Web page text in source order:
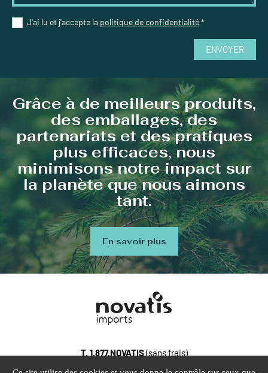
J'ai lu et j'accepte la politique de confidentialité*
ENVOYER
Grâce à de meilleurs produits,
des emballages, des
partenariats et des pratiques
plus efficaces, nous
minimisons notre impact sur
la planète que nous aimons
tant.
En savoir plus
T. 1.877.NOVATIS(sans frais)